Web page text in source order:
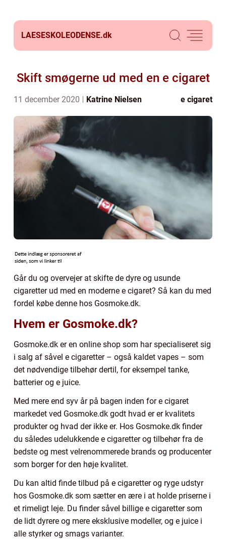
LAESESKOLEODENSE.dk
Skift smøgerne ud med en e cigaret
11 december 2020 Katrine Nielsen e cigaret
Går du og overvejer at skifte de dyre og usunde
cigaretter ud med en moderne e cigaret? Så kan du med
fordel købe denne hos Gosmoke.dk.
Hvem er Gosmoke.dk?
Gosmoke.dk er en online shop som har specialiseret sig
i salg af såvel e cigaretter – også kaldet vapes – som
det nødvendige tilbehør dertil, for eksempel tanke,
batterier og e juice.
Med mere end syv år på bagen inden for e cigaret
markedet ved Gosmoke.dk godt hvad er er kvalitets
produkter og hvad der ikke er. Hos Gosmoke.dk finder
du således udelukkende e cigaretter og tilbehør fra de
bedste og mest velrenommerede brands og producenter
som borger for den høje kvalitet.
Du kan altid finde tilbud på e cigaretter og ryge udstyr
hos Gosmoke.dk som sætter en ære i at holde priserne i
et rimeligt leje. Du finder såvel billige e cigaretter som
de lidt dyrere og mere eksklusive modeller, og e juice i
alle styrker og smags varianter.